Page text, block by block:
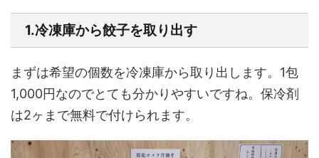
1.冷凍庫から餃子を取り出す
まずは希望の個数を冷凍庫から取り出します。1包
1,000円なのでとても分かりやすいですね。保冷剤
は2ヶまで無料で付けられます。